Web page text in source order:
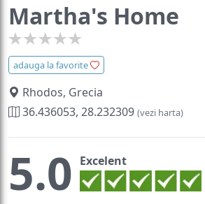
Martha's Home
adauga la favorite
Rhodos, Grecia
36.436053, 28.232309 (vezi harta)
5.0 Excelent